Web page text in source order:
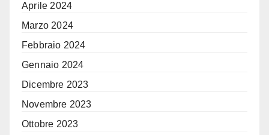
Aprile 2024
Marzo 2024
Febbraio 2024
Gennaio 2024
Dicembre 2023
Novembre 2023
Ottobre 2023